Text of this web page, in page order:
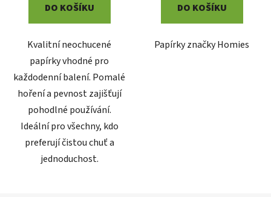
DO KOŠÍKU
Kvalitní neochucené
papírky vhodné pro
každodenní balení. Pomalé
hoření a pevnost zajišťují
pohodlné používání.
Ideální pro všechny, kdo
preferují čistou chuť a
jednoduchost.
DO KOŠÍKU
Papírky značky Homies